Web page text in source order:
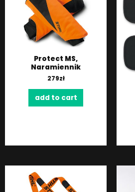
Protect MS,
Naramiennik
279zł
add to cart